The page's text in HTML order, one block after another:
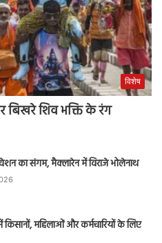
विशेष
बिखरे शिव भक्ति के रंग
का संगम, मैक्लारेन में विराजे भोलेनाथ
महिलाओं और कर्मचारियों के लिए